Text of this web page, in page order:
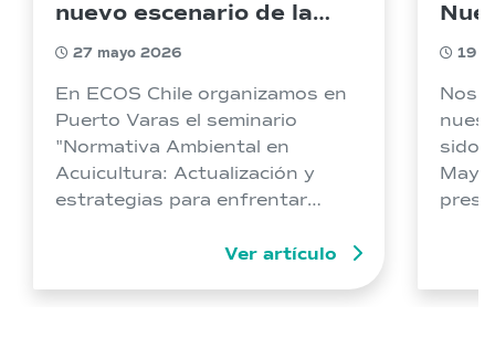
nuevo escenario de la
la salmonicultura
27 mayo 2026
En ECOS Chile organizamos en
Puerto Varas el seminario
"Normativa Ambiental en
Acuicultura: Actualización y
estrategias para enfrentar
Ver artículo
19
Nos
sido